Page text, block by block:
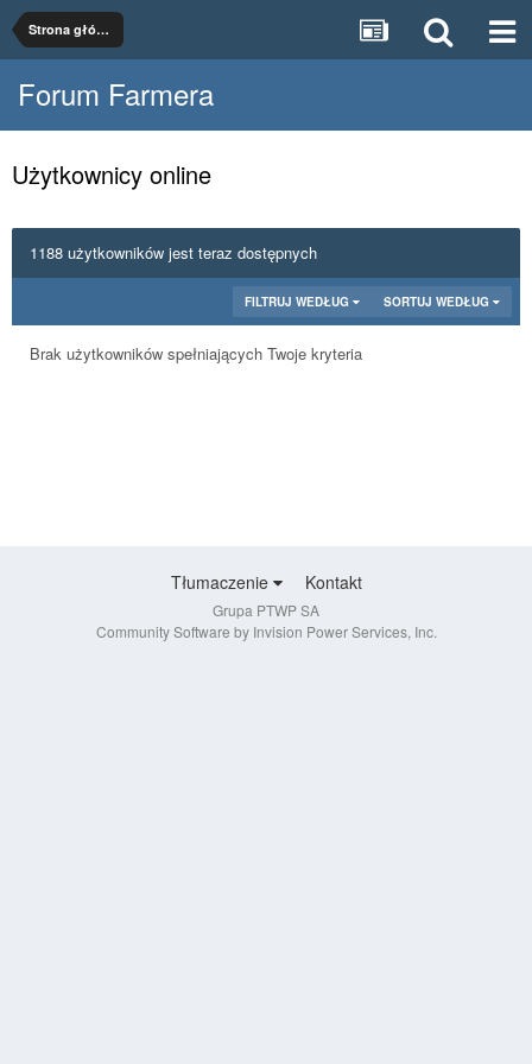
Strona główna
Forum Farmera
Użytkownicy online
1188 użytkowników jest teraz dostępnych
SORTUJ WEDŁUG
FILTRUJ WEDŁUG
Brak użytkowników spełniających Twoje kryteria
Tłumaczenie Kontakt
Grupa PTWP SA
Community Software by Invision Power Services, Inc.